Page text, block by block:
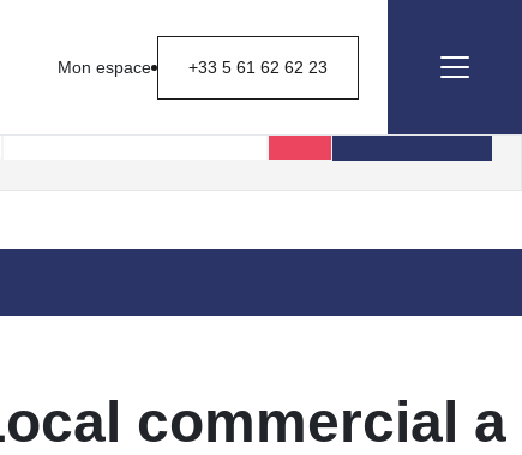
Mon espace +33 5 61 62 62 23
commercial a